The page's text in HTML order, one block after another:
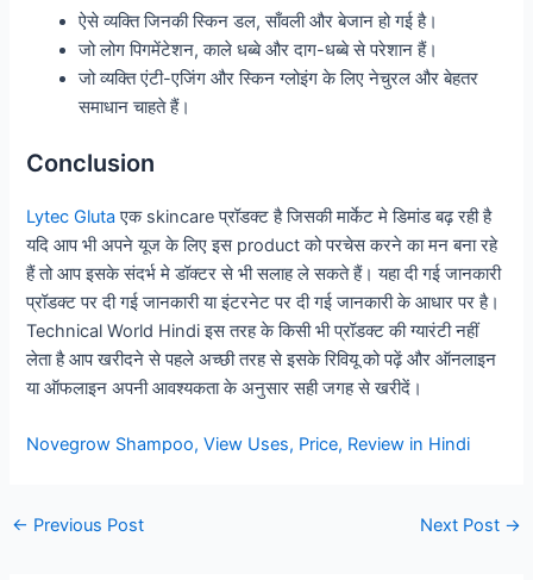
ऐसे व्यक्ति जिनकी स्किन डल, साँवली और बेजान हो गई है।
जो लोग पिगमेंटेशन, काले धब्बे और दाग-धब्बे से परेशान हैं।
जो व्यक्ति एंटी-एजिंग और स्किन ग्लोइंग के लिए नेचुरल और बेहतर
समाधान चाहते हैं।
Conclusion
Lytec Gluta एक skincare प्रॉडक्ट है जिसकी मार्केट मे डिमांड बढ़ रही है
यदि आप भी अपने यूज के लिए इस product को परचेस करने का मन बना रहे
हैं तो आप इसके संदर्भ मे डॉक्टर से भी सलाह ले सकते हैं। यहा दी गई जानकारी
प्रॉडक्ट पर दी गई जानकारी या इंटरनेट पर दी गई जानकारी के आधार पर है।
Technical World Hindi इस तरह के किसी भी प्रॉडक्ट की ग्यारंटी नहीं
लेता है आप खरीदने से पहले अच्छी तरह से इसके रिवियू को पढ़ें और ऑनलाइन
या ऑफलाइन अपनी आवश्यकता के अनुसार सही जगह से खरीदें।
Novegrow Shampoo, View Uses, Price, Review in Hindi
Post
← Previous Post Next Post →